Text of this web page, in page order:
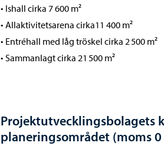
• Ishall cirka 7 600 m²
• Allaktivitetsarena cirka11 400 m²
• Entréhall med låg tröskel cirka 2 500 m²
• Sammanlagt cirka 21 500 m²
Projektutvecklingsbolagets
planeringsområdet (moms 0